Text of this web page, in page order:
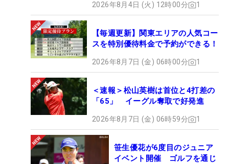
2026年8月4日 (火) 12時00分 1
【毎週更新】関東エリアの人気コー
スを特別優待料金で予約ができる！
2026年8月7日 (金) 06時00分 1
＜速報＞松山英樹は首位と4打差の
「65」 イーグル奪取で好発進
2026年8月7日 (金) 06時59分 1
笹生優花が6度目のジュニア
イベント開催 ゴルフを通じ